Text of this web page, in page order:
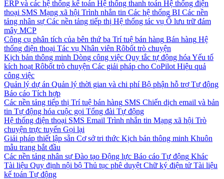
ERP và các hệ thống kế toán Hệ thống thanh toán Hệ thống điện
thoại SMS Mạng xã hội Trình nhắn tin Các hệ thống BI Các nền
tảng nhân sự Các nền tảng tiếp thị Hệ thống tác vụ Ổ lưu trữ đám
mây MCP
Công cụ phân tích của bên thứ ba Trí tuệ bán hàng Bán hàng Hệ
thống điện thoại Tác vụ Nhân viên Rôbốt trò chuyện
Kịch bản thông minh Dòng công việc Quy tắc tự động hóa Yếu tố
kích hoạt Rôbốt trò chuyện Các giải pháp cho CoPilot Hiệu quả
công việc
Quản lý dự án Quản lý thời gian và chi phí Bộ phận hỗ trợ Tự động
Báo cáo Tích hợp
Các nền tảng tiếp thị Trí tuệ bán hàng SMS Chiến dịch email và bản
tin Tự động hóa cuộc gọi Tổng đài Tự động
Hệ thống điện thoại SMS Email Trình nhắn tin Mạng xã hội Trò
chuyện trực tuyến Gọi lại
Giải pháp thiết lập sẵn Cơ sở tri thức Kịch bản thông minh Khuôn
mẫu trang bắt đầu
Các nền tảng nhân sự Đào tạo Động lực Báo cáo Tự động Khác
Tài liệu Quy định nội bộ Thủ tục phê duyệt Chữ ký điện tử Tài liệu
kế toán Tự động